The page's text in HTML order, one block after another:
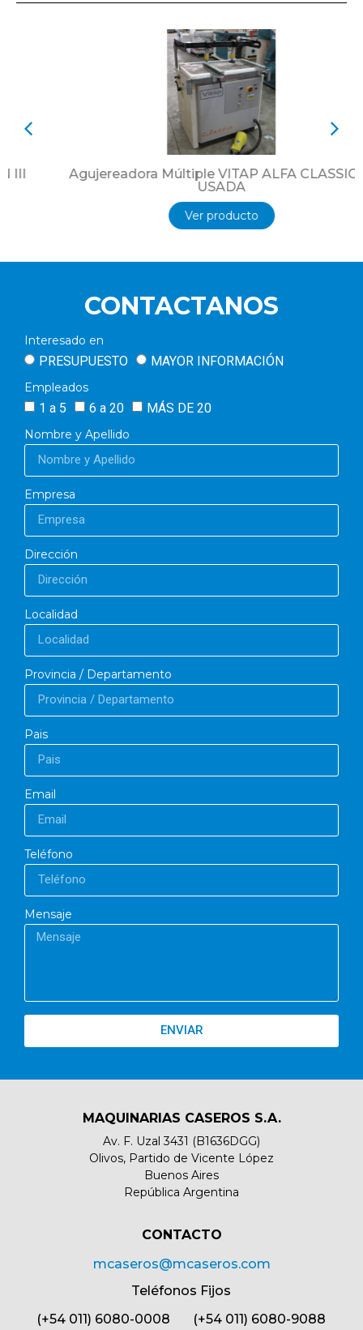
4 mesas con colchón de aire de 2000 x 500
1 mesa con colchón de aire de 1300 x 500 mm
Tablero de mando con pc
Usada Revisionada.
Agujereadora Múltiple VITAP ALFA CLASSIC 21
USADA
Ver producto
CONTACTANOS
Interesado en
PRESUPUESTO MAYOR INFORMACIÓN
Empleados
1 a 5 6 a 20 MÁS DE 20
Nombre y Apellido
Empresa
Dirección
Localidad
Provincia / Departamento
Pais
Email
Teléfono
Mensaje
ENVIAR
MAQUINARIAS CASEROS S.A.
Av. F. Uzal 3431 (B1636DGG)
Olivos, Partido de Vicente López
Buenos Aires
República Argentina
CONTACTO​
mcaseros@mcaseros.com
Teléfonos Fijos
(+54 011) 6080-0008 (+54 011) 6080-9088